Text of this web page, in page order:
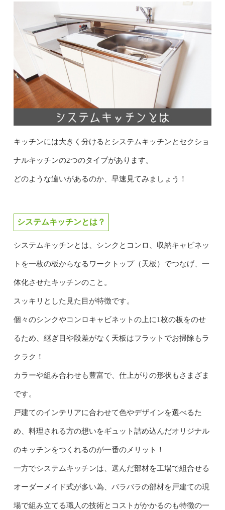
キッチンには大きく分けるとシステムキッチンとセクショ
ナルキッチンの2つのタイプがあります。
どのような違いがあるのか、早速見てみましょう！
システムキッチンとは？
システムキッチンとは、シンクとコンロ、収納キャビネッ
トを一枚の板からなるワークトップ（天板）でつなげ、一
体化させたキッチンのこと。
スッキリとした見た目が特徴です。
個々のシンクやコンロキャビネットの上に1枚の板をのせ
るため、継ぎ目や段差がなく天板はフラットでお掃除もラ
クラク！
カラーや組み合わせも豊富で、仕上がりの形状もさまざま
です。
戸建てのインテリアに合わせて色やデザインを選べるた
め、料理される方の想いをギュット詰め込んだオリジナル
のキッチンをつくれるのが一番のメリット！
一方でシステムキッチンは、選んだ部材を工場で組合せる
オーダーメイド式が多い為、バラバラの部材を戸建ての現
場で組み立てる職人の技術とコストがかかるのも特徴の一